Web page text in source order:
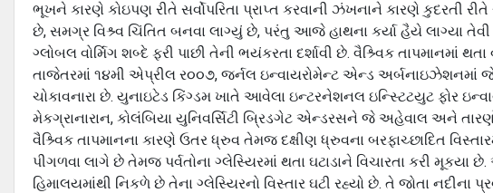
ભૂખને કારણે કોઇપણ રીતે સર્વોપરિતા પ્રાપ્‍ત કરવાની ઝંખનાને કારણે કુદરતી
છે, સમગ્ર વિશ્ર્વ ચિંતિત બનવા લાગ્‍યું છે, પરંતુ આજે હાથના કર્યા હૈયે લાગ્‍યા તેવી
ગ્‍લોબલ વોર્મિગ શબ્‍દે ફરી પાછી તેની ભયંકરતા દર્શાવી છે. વૈશ્ર્વિક તાપમાનમાં
તાજેતરમાં ૧૪મી એપ્રીલ ર૦૦૭, જર્નલ ઇન્‍વાયરોમેન્‍ટ એન્‍ડ અર્બનાઇઝેશનમાં
ચોકાવનારા છે. યુનાઇટેડ કિંગ્‍ડમ ખાતે આવેલા ઇન્‍ટરનેશનલ ઇન્સ્ટિટયુટ ફોર
મેકગ્રાનારાન, કોલંબિયા યુનિવર્સિટી બ્રિડગેટ એન્‍ડરસને જે અહેવાલ અને
વૈશ્ર્વિક તાપમાનના કારણે ઉતર ધ્રુવ તેમજ દક્ષીણ ધ્રુવના બરફાચ્‍છાદિત
પીગળવા લાગે છે તેમજ પર્વતોના ગ્‍લેસ્યિરમાં થતા ઘટાડાને વિચારતા કરી
હિમાલયમાંથી નિકળે છે તેના ગ્‍લેસ્યિરનો વિસ્‍તાર ઘટી રહ્યો છે. તે જોતા નદીના